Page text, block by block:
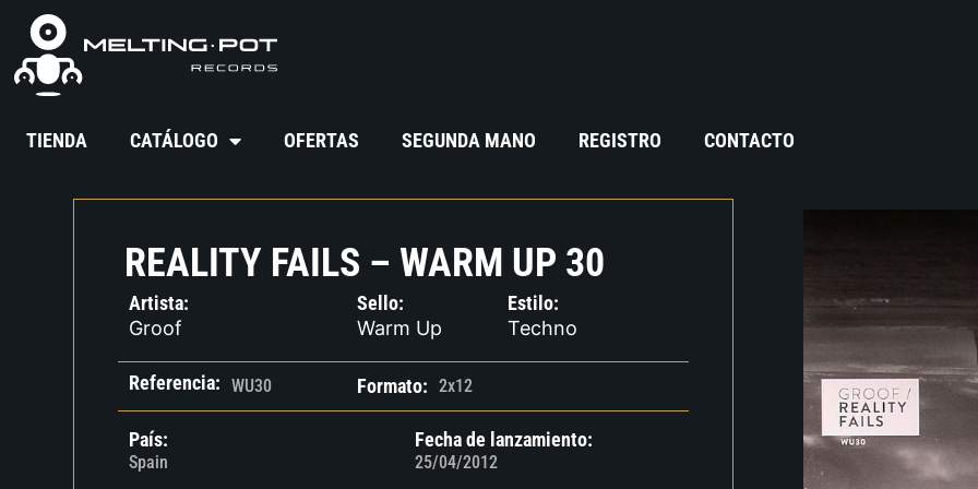
TIENDA CATÁLOGO OFERTAS SEGUNDA MANO REGISTRO CONTACTO
REALITY FAILS – WARM UP 30
Artista:
Groof
Sello:
Warm Up
Estilo:
Techno
Referencia: WU30 Formato: 2x12
País:
Spain
Fecha de lanzamiento:
25/04/2012